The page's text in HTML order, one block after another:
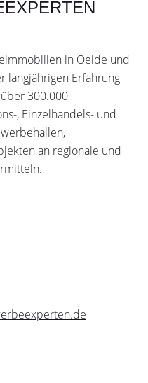
in Oelde und
langjährigen Erfahrung
300.000
, Einzelhandels- und
an regionale und